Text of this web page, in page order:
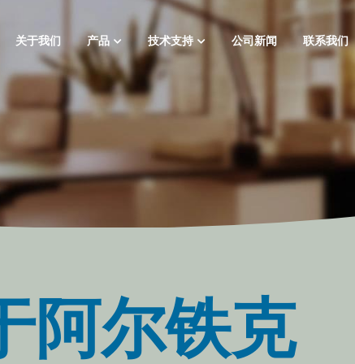
关于我们 产品 技术支持 公司新闻 联系我们
阿尔铁克